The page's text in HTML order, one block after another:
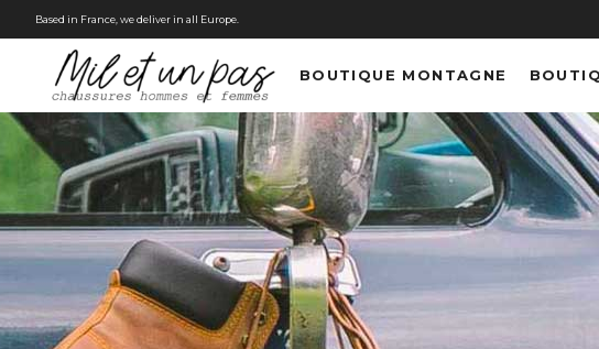
Based in France, we deliver in all Europe.
BOUTIQUE MONTAGNE